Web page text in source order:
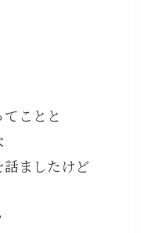
ことと
ましたけど